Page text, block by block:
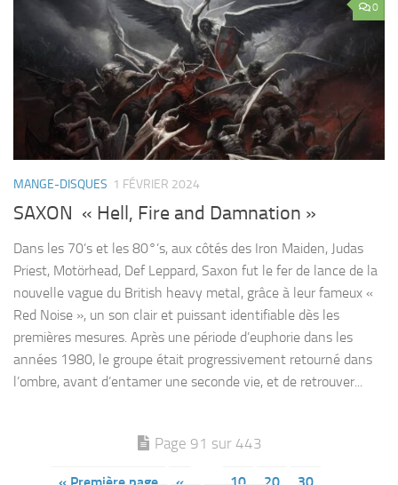
0
MANGE-DISQUES 1 FÉVRIER 2024
SAXON « Hell, Fire and Damnation »
Dans les 70’s et les 80°’s, aux côtés des Iron Maiden, Judas
Priest, Motörhead, Def Leppard, Saxon fut le fer de lance de la
nouvelle vague du British heavy metal, grâce à leur fameux «
Red Noise », un son clair et puissant identifiable dès les
premières mesures. Après une période d’euphorie dans les
années 1980, le groupe était progressivement retourné dans
l’ombre, avant d’entamer une seconde vie, et de retrouver...
Page 91 sur 443